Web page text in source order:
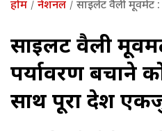
होम नेशनल साइलेंट वैली मूवमेंट : जब केरल में
साइलेंट वैली
पर्यावरण बचाने
साथ पूरा देश